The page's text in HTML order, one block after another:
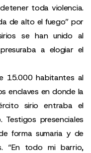
toda violencia.
de alto el fuego” por
se han unido al
a elogiar el
15.000 habitantes al
enclaves en donde la
sirio entraba el
presenciales
forma sumaria y de
“En todo mi barrio,